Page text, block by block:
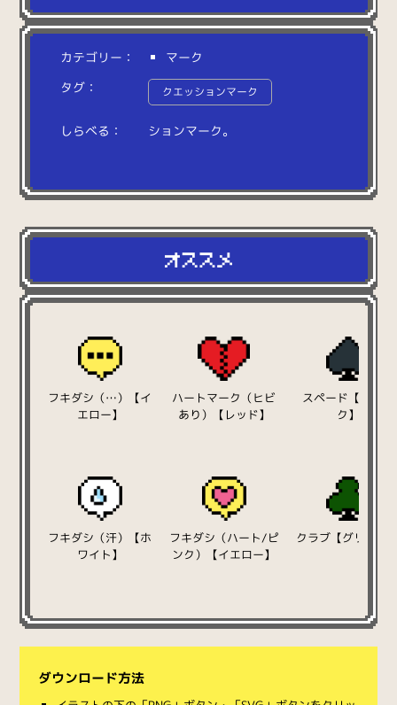
カテゴリー：
マーク
タグ：
クエッションマーク
しらべる： シ ョ ンマーク。
フキダシ（…）【イ
エロー】
ハートマーク（ヒビ
あり）【レッド】
スペード【ブラッ
ク】
フキダシ（汗）【ホ
ワイト】
フキダシ（ハート/ピ
ンク）【イエロー】
クラブ【グリーン
ダウンロード方法